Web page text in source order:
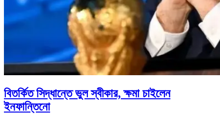
বিতর্কিত সিদ্ধান্তে ভুল স্বীকার, ক্ষমা চাইলেন
ইনফান্তিনো